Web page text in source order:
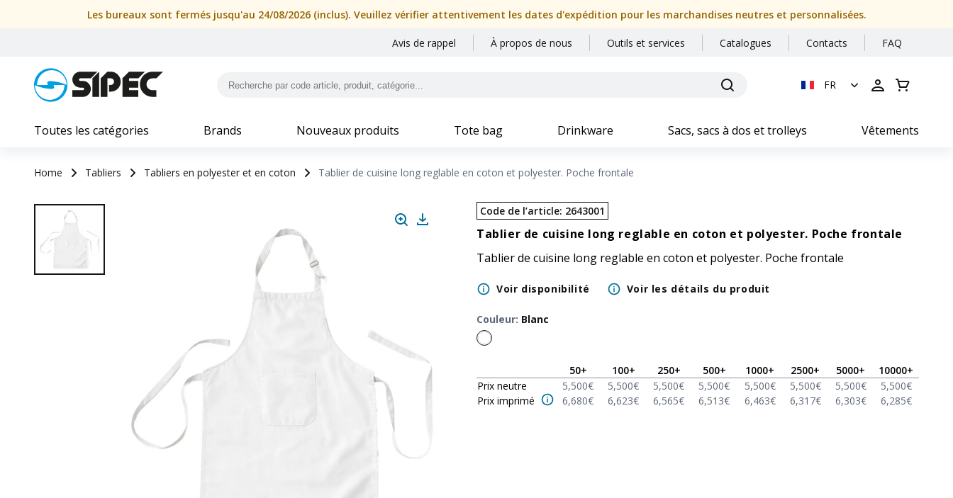
Les bureaux sont fermés jusqu'au 24/08/2026 (inclus). Veuillez vérifier attentivement les dates d'expédition pour les marchandises neutres et personnalisées.
Avis de rappel À propos de nous Outils et services Catalogues Contacts FAQ
FR
Toutes les catégories Brands Nouveaux produits Tote bag Drinkware Sacs, sacs à dos et trolleys Vêtements
Home Tabliers Tabliers en polyester et en coton Tablier de cuisine long reglable en coton et polyester. Poche frontale
Code de l’article: 2643001
Tablier de cuisine long reglable en coton et polyester. Poche frontale
Tablier de cuisine long reglable en coton et polyester. Poche frontale
Voir disponibilité Voir les détails du produit
Couleur: Blanc
50+ 100+ 250+ 500+ 1000+ 2500+ 5000+ 10000+
Prix neutre
5,500€ 5,500€ 5,500€ 5,500€ 5,500€ 5,500€ 5,500€ 5,500€
Prix imprimé
6,680€ 6,623€ 6,565€ 6,513€ 6,463€ 6,317€ 6,303€ 6,285€